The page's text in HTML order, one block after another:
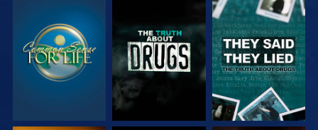
REGARDER REGARDER REGARDER